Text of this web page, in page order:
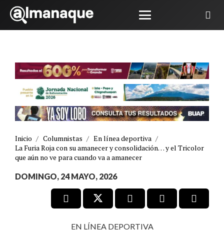
Inicio / Columnistas / En línea deportiva /
La Furia Roja con su amanecer y consolidación… y el Tricolor
que aún no ve para cuando va a amanecer
DOMINGO, 24 MAYO, 2026
EN LÍNEA DEPORTIVA